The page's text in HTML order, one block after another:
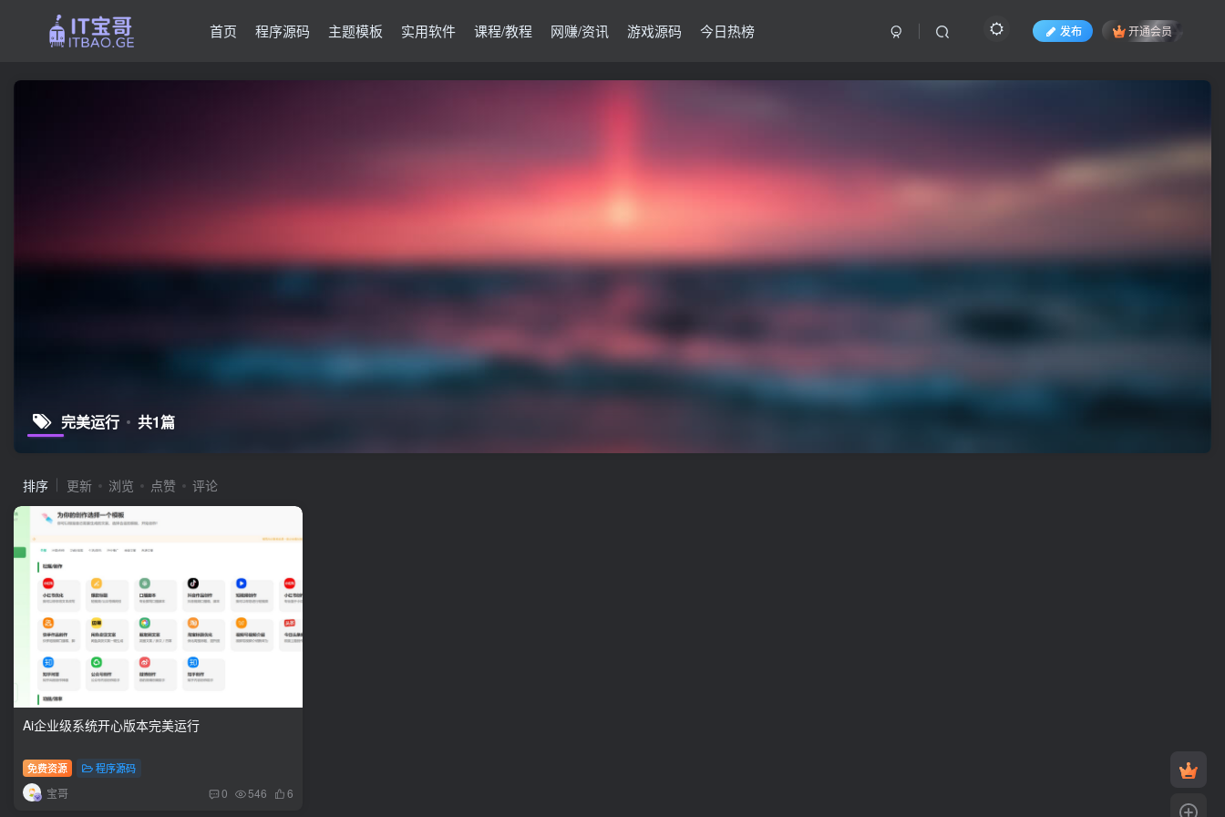
首页 程序源码 主题模板 实用软件 课程/教程 网赚/资讯 游戏源码 今日热榜 发布 开通会员
完美运行 共1篇
排序 更新 浏览 点赞 评论
Ai企业级系统开心版本完美运行
免费资源 程序源码
宝哥 0 546 6